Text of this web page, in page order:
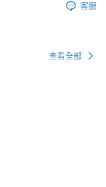
客服
查看全部